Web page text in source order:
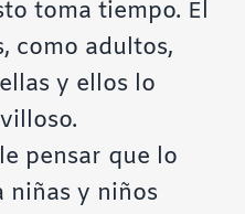
toma tiempo. El
como adultos,
y ellos lo
pensar que lo
niñas y niños